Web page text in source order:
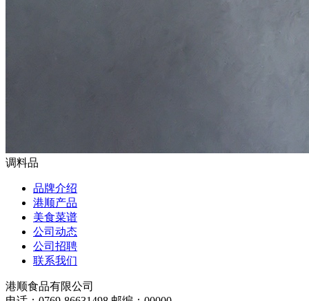
调料品
品牌介绍
港顺产品
美食菜谱
公司动态
公司招聘
联系我们
港顺食品有限公司